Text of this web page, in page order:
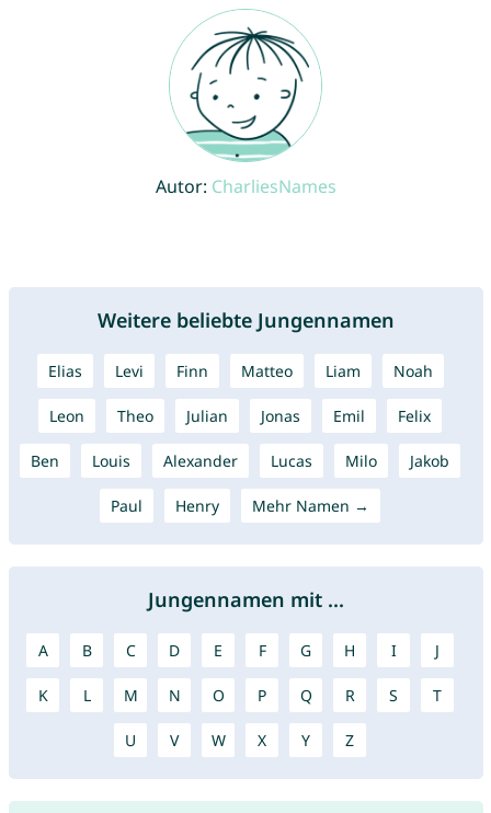
Autor: CharliesNames
Weitere beliebte Jungennamen
Elias Levi Finn Matteo Liam Noah
Leon Theo Julian Jonas Emil Felix
Ben Louis Alexander Lucas Milo Jakob
Paul Henry Mehr Namen →
Jungennamen mit ...
A B C D E F G H I J
K L M N O P Q R S T
U V W X Y Z